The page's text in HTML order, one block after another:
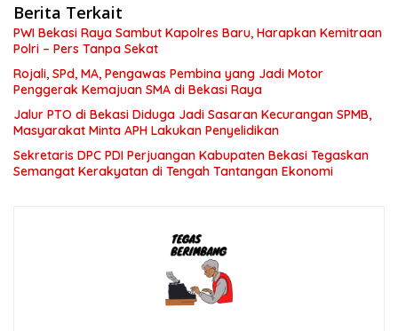
Berita Terkait
PWI Bekasi Raya Sambut Kapolres Baru, Harapkan Kemitraan
Polri – Pers Tanpa Sekat
Rojali, SPd, MA, Pengawas Pembina yang Jadi Motor
Penggerak Kemajuan SMA di Bekasi Raya
Jalur PTO di Bekasi Diduga Jadi Sasaran Kecurangan SPMB,
Masyarakat Minta APH Lakukan Penyelidikan
Sekretaris DPC PDI Perjuangan Kabupaten Bekasi Tegaskan
Semangat Kerakyatan di Tengah Tantangan Ekonomi